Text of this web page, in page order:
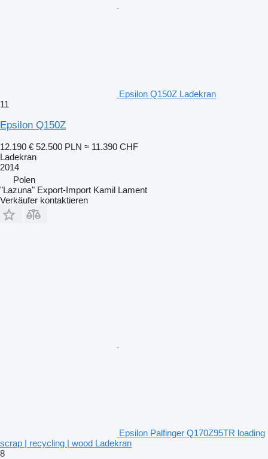
Epsilon Q150Z Ladekran
11
Epsilon Q150Z
12.190 € 52.500 PLN ≈ 11.390 CHF
Ladekran
2014
Polen
"Lazuna" Export-Import Kamil Lament
Verkäufer kontaktieren
Epsilon Palfinger Q170Z95TR loading
scrap | recycling | wood Ladekran
8